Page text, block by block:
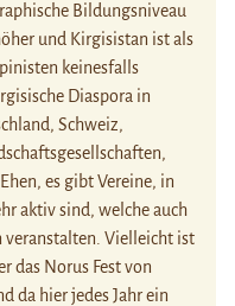
Bildungsniveau
und Kirgisistan ist als
keinesfalls
Diaspora in
Schweiz,
es gibt Vereine, in
aktiv sind, welche auch
veranstalten. Vielleicht ist
das Norus Fest von
da hier jedes Jahr ein